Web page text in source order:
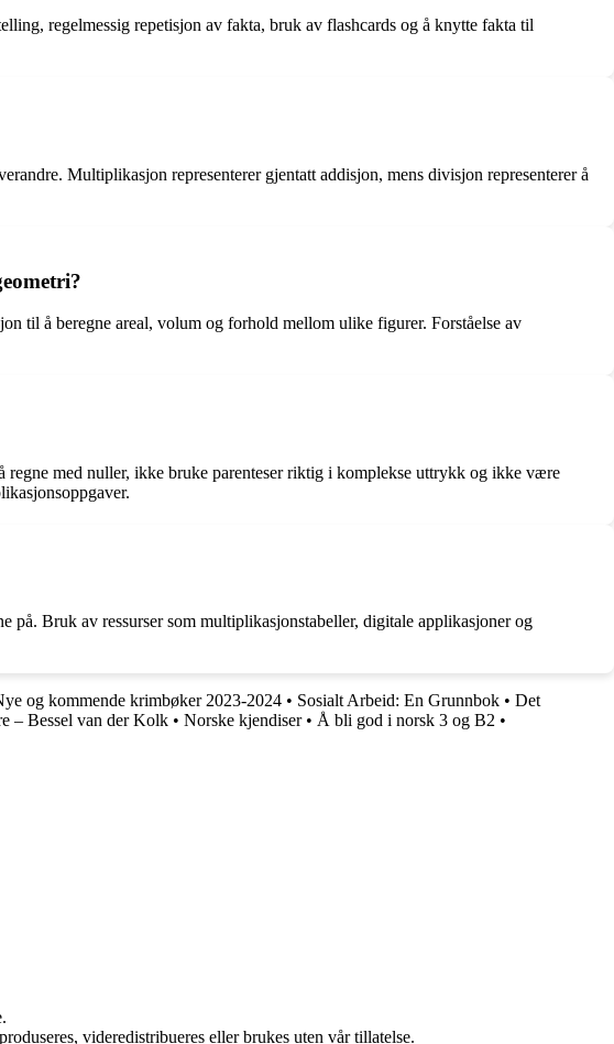
regelmessig repetisjon av fakta, bruk av flashcards og å knytte fakta til
Multiplikasjon representerer gjentatt addisjon, mens divisjon representerer å
til å beregne areal, volum og forhold mellom ulike figurer. Forståelse av
med nuller, ikke bruke parenteser riktig i komplekse uttrykk og ikke være
Bruk av ressurser som multiplikasjonstabeller, digitale applikasjoner og
og kommende krimbøker 2023-2024 • Sosialt Arbeid: En Grunnbok • Det
– Bessel van der Kolk • Norske kjendiser• Å bli god i norsk 3 og B2 •
videredistribueres eller brukes uten vår tillatelse.